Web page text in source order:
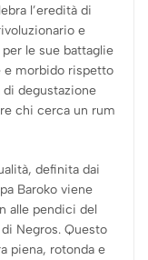
l’eredità di
e
le sue battaglie
e morbido rispetto
di degustazione
chi cerca un rum
definita dai
Baroko viene
alle pendici del
Negros. Questo
piena, rotonda e